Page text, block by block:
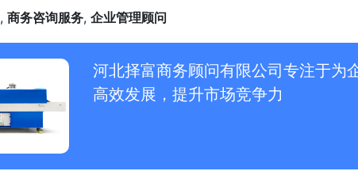
, 商务咨询服务, 企业管理顾问
河北择富商务顾问有限公司专注于为
高效发展，提升市场竞争力